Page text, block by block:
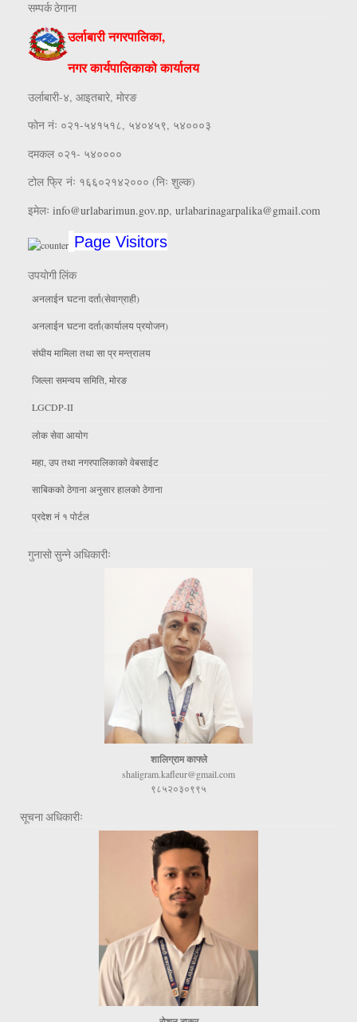
सम्पर्क ठेगाना
उर्लाबारी नगरपालिका,
नगर कार्यपालिकाको कार्यालय
उर्लाबारी-४, आइतबारे, माेरङ
फाेन नंः ०२१-५४१५१८, ५४०४५९, ५४०००३
दमकल ०२१- ५४००००
टोल फ्रि नंः १६६०२१४२००० (निः शुल्क)
इमेलः info@urlabarimun.gov.np, urlabarinagarpalika@gmail.com
Page Visitors
उपयाेगी लिंक
अनलाईन घटना दर्ता(सेवाग्राही)
अनलाईन घटना दर्ता(कार्यालय प्रयाेजन)
संघीय मामिला तथा सा प्र मन्त्रालय
जिल्ला समन्वय समिति, माेरङ
LGCDP-II
लाेक सेवा आयाेग
महा, उप तथा नगरपालिकाकाे वेबसाईट
साबिकको ठेगाना अनुसार हालको ठेगाना
प्रदेश नं १ पोर्टल
गुनासो सुन्ने अधिकारीः
शालिग्राम काफ्ले
shaligram.kafleur@gmail.com
९८५२०३०९९५
सूचना अधिकारीः